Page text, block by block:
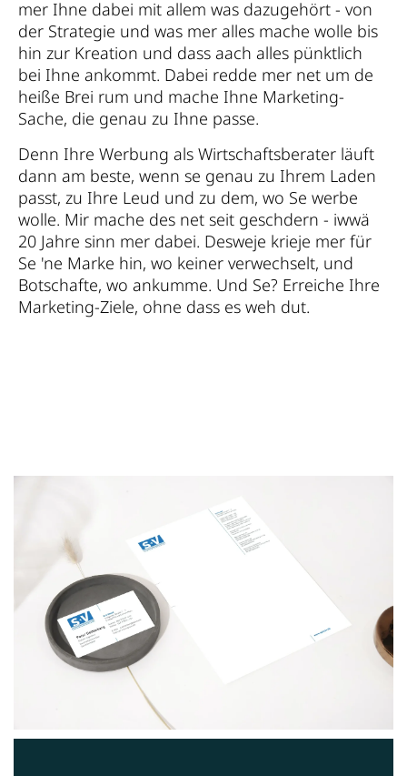
mer Ihne dabei mit allem was dazugehört - von
der Strategie und was mer alles mache wolle bis
hin zur Kreation und dass aach alles pünktlich
bei Ihne ankommt. Dabei redde mer net um de
heiße Brei rum und mache Ihne Marketing-
Sache, die genau zu Ihne passe.
Denn Ihre Werbung als Wirtschaftsberater läuft
dann am beste, wenn se genau zu Ihrem Laden
passt, zu Ihre Leud und zu dem, wo Se werbe
wolle. Mir mache des net seit geschdern - iwwä
20 Jahre sinn mer dabei. Desweje krieje mer für
Se 'ne Marke hin, wo keiner verwechselt, und
Botschafte, wo ankumme. Und Se? Erreiche Ihre
Marketing-Ziele, ohne dass es weh dut.